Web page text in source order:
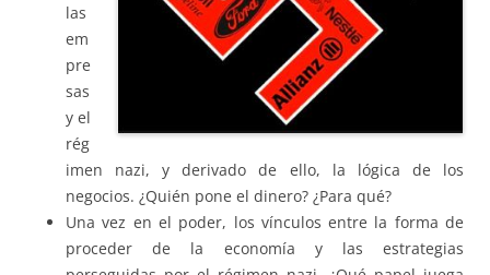
las
em
pre
sas
y el
rég
imen nazi, y derivado de ello, la lógica de los
negocios. ¿Quién pone el dinero? ¿Para qué?
Una vez en el poder, los vínculos entre la forma de
proceder de la economía y las estrategias